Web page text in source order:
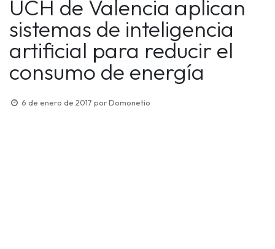
UCH de Valencia aplican
sistemas de inteligencia
artificial para reducir el
consumo de energía
6 de enero de 2017 porDomonetio